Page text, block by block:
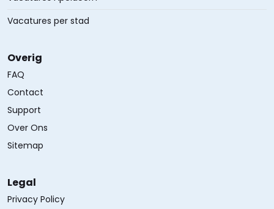
Vacatures per stad
Overig
FAQ
Contact
Support
Over Ons
Sitemap
Legal
Privacy Policy